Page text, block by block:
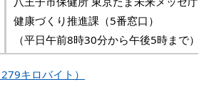
健康づくり推進課（5番窓口）
（平日午前8時30分から午後5時まで）
キロバイト）